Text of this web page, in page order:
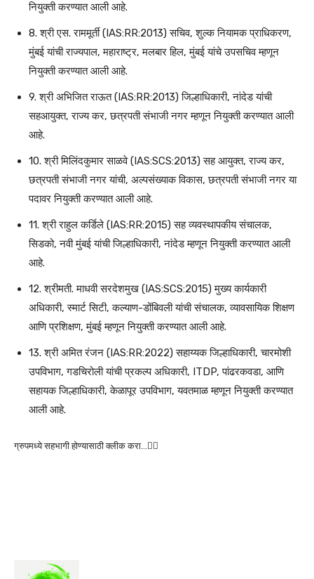
नियुक्ती करण्यात आली आहे.
8. श्री एस. राममूर्ती (IAS:RR:2013) सचिव, शुल्क नियामक प्राधिकरण,
मुंबई यांची राज्यपाल, महाराष्ट्र, मलबार हिल, मुंबई यांचे उपसचिव म्हणून
नियुक्ती करण्यात आली आहे.
9. श्री अभिजित राऊत (IAS:RR:2013) जिल्हाधिकारी, नांदेड यांची
सहआयुक्त, राज्य कर, छत्रपती संभाजी नगर म्हणून नियुक्ती करण्यात आली
आहे.
10. श्री मिलिंदकुमार साळवे (IAS:SCS:2013) सह आयुक्त, राज्य कर,
छत्रपती संभाजी नगर यांची, अल्पसंख्याक विकास, छत्रपती संभाजी नगर या
पदावर नियुक्ती करण्यात आली आहे.
11. श्री राहुल कर्डिले (IAS:RR:2015) सह व्यवस्थापकीय संचालक,
सिडको, नवी मुंबई यांची जिल्हाधिकारी, नांदेड म्हणून नियुक्ती करण्यात आली
आहे.
12. श्रीमती. माधवी सरदेशमुख (IAS:SCS:2015) मुख्य कार्यकारी
अधिकारी, स्मार्ट सिटी, कल्याण-डोंबिवली यांची संचालक, व्यावसायिक शिक्षण
आणि प्रशिक्षण, मुंबई म्हणून नियुक्ती करण्यात आली आहे.
13. श्री अमित रंजन (IAS:RR:2022) सहाय्यक जिल्हाधिकारी, चारमोशी
उपविभाग, गडचिरोली यांची प्रकल्प अधिकारी, ITDP, पांढरकवडा, आणि
सहायक जिल्हाधिकारी, केळापूर उपविभाग, यवतमाळ म्हणून नियुक्ती करण्यात
आली आहे.
ग्रुपमध्ये सहभागी होण्यासाठी क्लीक करा…👆🏻